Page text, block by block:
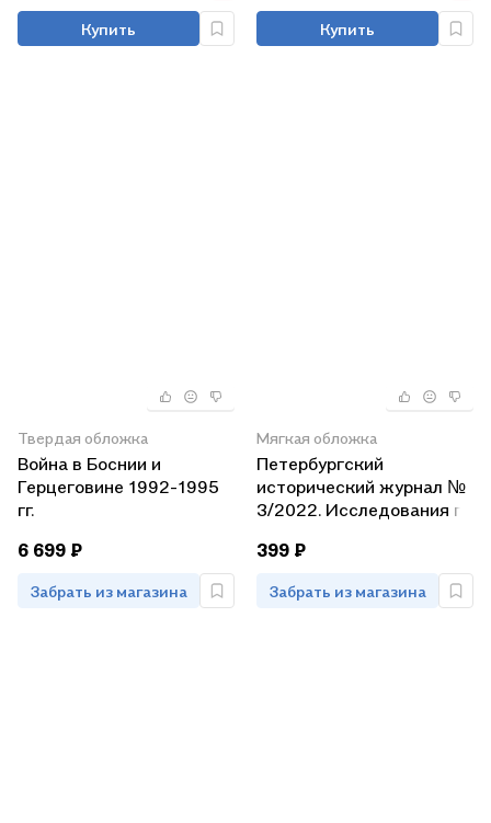
Купить Купить
Твердая обложка
Война в Боснии и
Герцеговине 1992-1995
гг.
6 699 ₽
Забрать из магазина
Мягкая обложка
Петербургский
исторический журнал №
3/2022. Исследования по
истории
399 ₽
Забрать из магазина